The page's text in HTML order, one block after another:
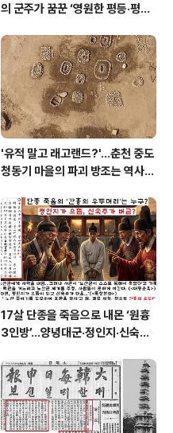
의 군주가 꿈꾼 ‘영원한 평등·평화
'유적 말고 래고랜드?'…춘천 중도
청동기 마을의 파괴 방조는 역사의
17살 단종을 죽음으로 내몬 ‘원흉
3인방’…양녕대군·정인지·신숙주